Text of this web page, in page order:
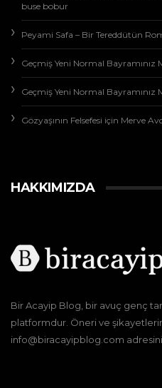
buse bobur
Peyami Safa – Bir Tereddütün
Geçmiş Yeni Normal Bayramınız
Geçmiş Yeni Normal Bayramınız
Gözyaşının Felsefesi için Merve
HAKKIMIZDA
Bir Acayip Blog, bir avuç genç
platformdur. Öneri ve
info@biracayipblog.com